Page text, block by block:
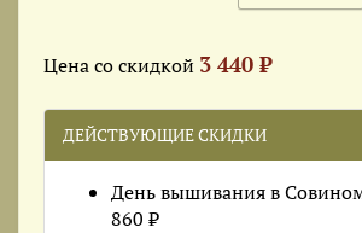
Цена со скидкой 3 440 ₽
ДЕЙСТВУЮЩИЕ СКИДКИ
День вышивания в
860 ₽